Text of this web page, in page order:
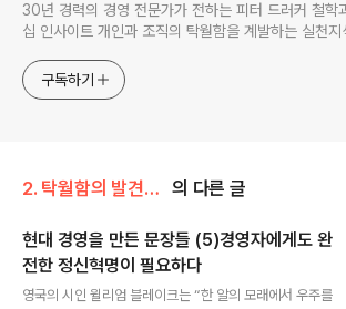
30년 경력의 경영 전문가가 전하는 피터 드러커 철학
십 인사이트 개인과 조직의 탁월함을 계발하는 실천지
구독하기
2. 탁월함의 발견- 경영 의 다른 글
현대 경영을 만든 문장들 (5)경영자에게도 완
전한 정신혁명이 필요하다
영국의 시인 윌리엄 블레이크는 “한 알의 모래에서 우주를